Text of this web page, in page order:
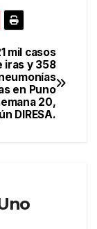
mil casos
iras y 358
en Puno
20,
DIRESA.